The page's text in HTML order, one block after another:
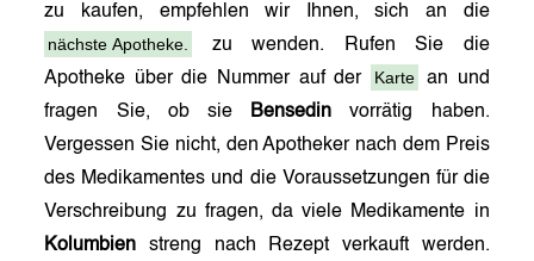
zu kaufen, empfehlen wir Ihnen, sich an die
nächste Apotheke.
zu wenden. Rufen Sie die
Apotheke über die Nummer auf der
Karte
an und
fragen Sie, ob sie
Bensedin vorrätig haben.
Vergessen Sie nicht, den Apotheker nach dem Preis
des Medikamentes und die Voraussetzungen für die
Verschreibung zu fragen, da viele Medikamente in
Kolumbien streng nach Rezept verkauft werden.